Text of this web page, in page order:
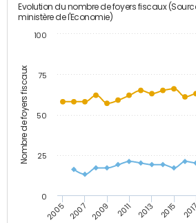
Nombre de foyers fiscaux
Evolution du nombre de foyers fiscaux
ministère de l'Economie)
2005 2007 2009 2011 2013 2015 2017
0
25
50
75
100